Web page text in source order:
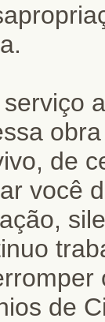
de
você
de